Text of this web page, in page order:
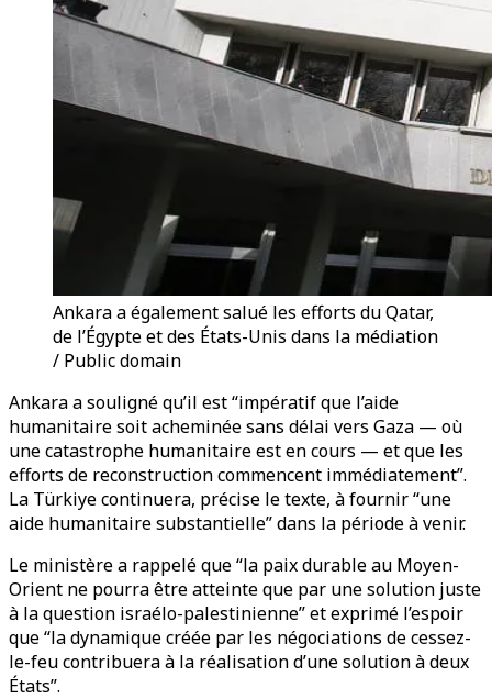
Ankara a également salué les efforts du Qatar,
de l’Égypte et des États-Unis dans la médiation
/ Public domain
Ankara a souligné qu’il est “impératif que l’aide
humanitaire soit acheminée sans délai vers Gaza — où
une catastrophe humanitaire est en cours — et que les
efforts de reconstruction commencent immédiatement”.
La Türkiye continuera, précise le texte, à fournir “une
aide humanitaire substantielle” dans la période à venir.
Le ministère a rappelé que “la paix durable au Moyen-
Orient ne pourra être atteinte que par une solution juste
à la question israélo-palestinienne” et exprimé l’espoir
que “la dynamique créée par les négociations de cessez-
le-feu contribuera à la réalisation d’une solution à deux
États”.